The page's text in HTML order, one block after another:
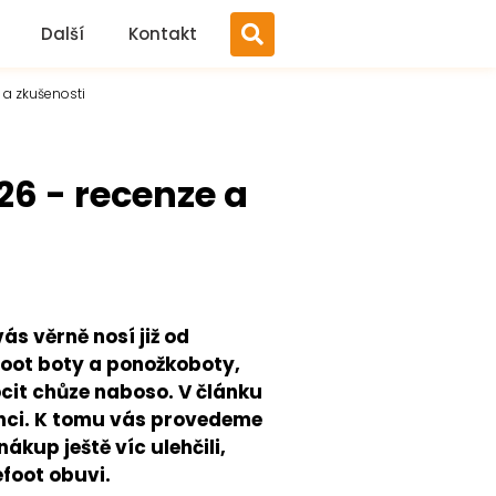
Další Kontakt
zkušenosti
- recenze a
věrně nosí již od
boty a ponožkoboty,
chůze naboso. V článku
K tomu vás provedeme
ještě víc ulehčili,
obuvi.